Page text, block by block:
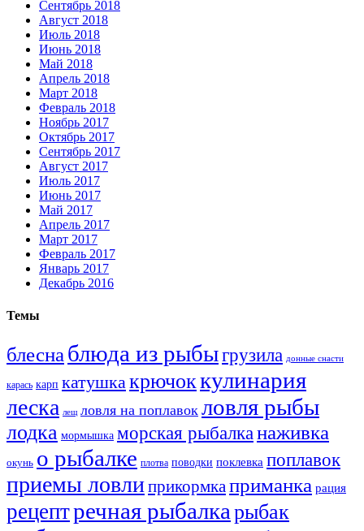
Сентябрь 2018
Август 2018
Июль 2018
Июнь 2018
Май 2018
Апрель 2018
Март 2018
Февраль 2018
Ноябрь 2017
Октябрь 2017
Сентябрь 2017
Август 2017
Июль 2017
Июнь 2017
Май 2017
Апрель 2017
Март 2017
Февраль 2017
Январь 2017
Декабрь 2016
Темы
блесна блюда из рыбыгрузила донные снасти
карась карп катушкакрючоккулинария
леска лещ ловля на поплавок ловля рыбы
лодка мормышка морская рыбалканаживка
окунь о рыбалке плотва поводки поклевка поплавок
приемы ловлиприкормкаприманка рация
рецептречная рыбалка рыбак